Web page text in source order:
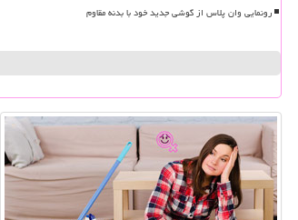
رونمایی وان پلاس از گوشی جدید خود با بدنه مقاوم